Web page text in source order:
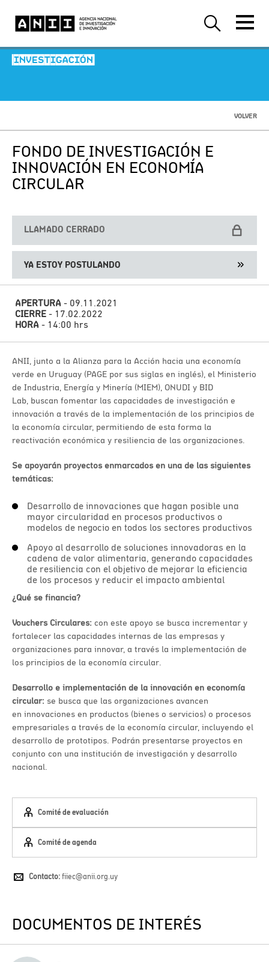
-INVESTIGACIÓN-
VOLVER
FONDO DE INVESTIGACIÓN E
INNOVACIÓN EN ECONOMÍA
CIRCULAR
LLAMADO CERRADO
YA ESTOY POSTULANDO
APERTURA - 09.11.2021
CIERRE - 17.02.2022
HORA - 14:00 hrs
ANII, junto a la Alianza para la Acción hacia una economía
verde en Uruguay (PAGE por sus siglas en inglés), el Ministerio
de Industria, Energía y Minería (MIEM), ONUDI y BID
Lab, buscan fomentar las capacidades de investigación e
innovación a través de la implementación de los principios de
la economía circular, permitiendo de esta forma la
reactivación económica y resiliencia de las organizaciones.
Se apoyarán proyectos enmarcados en una de las siguientes
temáticas:
Desarrollo de innovaciones que hagan posible una
mayor circularidad en procesos productivos o
modelos de negocio en todos los sectores productivos
Apoyo al desarrollo de soluciones innovadoras en la
cadena de valor alimentaria, generando capacidades
de resiliencia con el objetivo de mejorar la eficiencia
de los procesos y reducir el impacto ambiental
¿Qué se financia?
Vouchers Circulares: con este apoyo se busca incrementar y
fortalecer las capacidades internas de las empresas y
organizaciones para innovar, a través la implementación de
los principios de la economía circular.
Desarrollo e implementación de la innovación en economía
circular: se busca que las organizaciones avancen
en innovaciones en productos (bienes o servicios) o procesos
empresariales a través de la economía circular, incluyendo el
desarrollo de prototipos. Podrán presentarse proyectos en
conjunto con una institución de investigación y desarrollo
nacional.
Comité de evaluación
Comité de agenda
Contacto: fiiec@anii.org.uy
DOCUMENTOS DE INTERÉS